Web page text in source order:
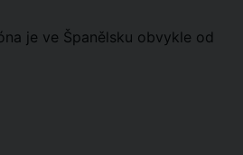
je ve Španělsku obvykle od